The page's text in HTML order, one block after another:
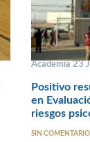
Academia 23
Positivo
en
riesgos
SIN